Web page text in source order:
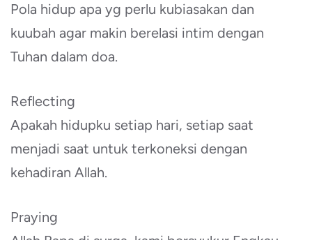
Pola hidup apa yg perlu kubiasakan dan
kuubah agar makin berelasi intim dengan
Tuhan dalam doa.
Reflecting
Apakah hidupku setiap hari, setiap saat
menjadi saat untuk terkoneksi dengan
kehadiran Allah.
Praying